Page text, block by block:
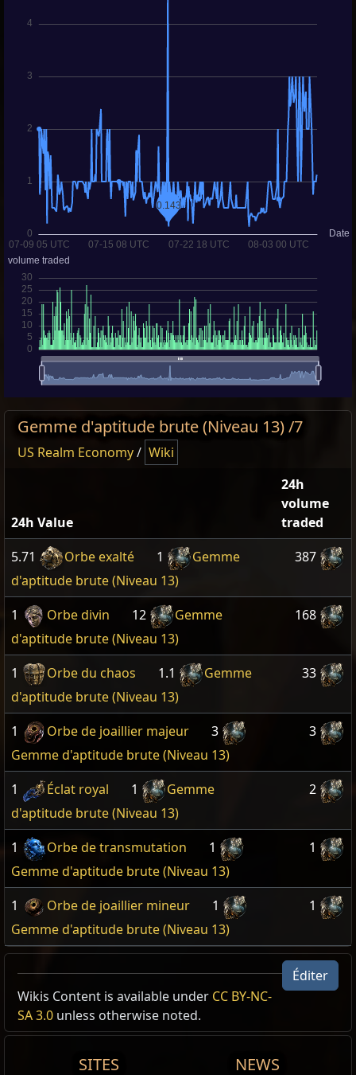
Gemme d'aptitude brute (Niveau 13) /7
US Realm Economy/ Wiki
24h Value
24h
volume
traded
5.71
Orbe exalté 1
Gemme
d'aptitude brute (Niveau 13)
387
1 Orbe divin 12
Gemme
d'aptitude brute (Niveau 13)
168
1 Orbe du chaos 1.1
Gemme
d'aptitude brute (Niveau 13)
33
1 Orbe de joaillier majeur
3
Gemme d'aptitude brute (Niveau 13)
3
1 Éclat royal 1
Gemme
d'aptitude brute (Niveau 13)
2
1 Orbe de transmutation
1
Gemme d'aptitude brute (Niveau 13)
1
1 Orbe de joaillier mineur
1
Gemme d'aptitude brute (Niveau 13)
1
Éditer
Wikis Content is available under CC BY-NC-
SA 3.0 unless otherwise noted.
SITES NEWS